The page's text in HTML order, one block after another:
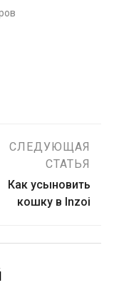
СЛЕДУЮЩАЯ
СТАТЬЯ
Как усыновить
кошку в Inzoi